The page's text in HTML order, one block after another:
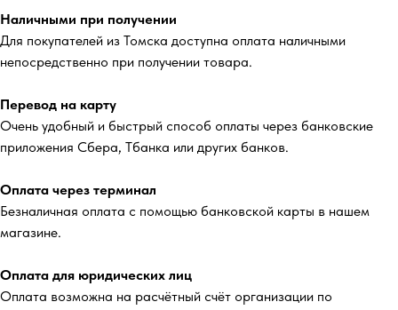
Наличными при получении
Для покупателей из Томска доступна оплата наличными
непосредственно при получении товара.
Перевод на карту
Очень удобный и быстрый способ оплаты через банковские
приложения Сбера, Тбанка или других банков.
Оплата через терминал
Безналичная оплата с помощью банковской карты в нашем
магазине.
Оплата для юридических лиц
Оплата возможна на расчётный счёт организации по